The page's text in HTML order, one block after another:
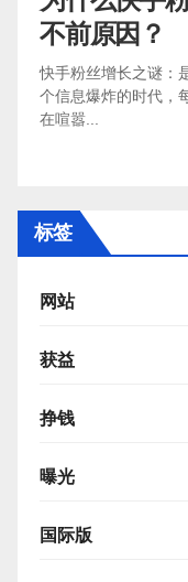
不前原因？
快手粉丝增长之谜：
个信息爆炸的时代，
在喧嚣...
标签
网站
获益
挣钱
曝光
国际版